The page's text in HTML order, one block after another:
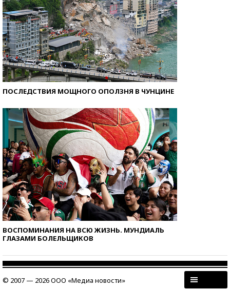
ПОСЛЕДСТВИЯ МОЩНОГО ОПОЛЗНЯ В ЧУНЦИНЕ
ВОСПОМИНАНИЯ НА ВСЮ ЖИЗНЬ. МУНДИАЛЬ
ГЛАЗАМИ БОЛЕЛЬЩИКОВ
© 2007 — 2026 ООО «Медиа новости»